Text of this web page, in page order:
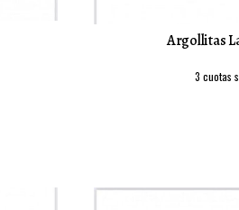
Argollitas
3 cuotas